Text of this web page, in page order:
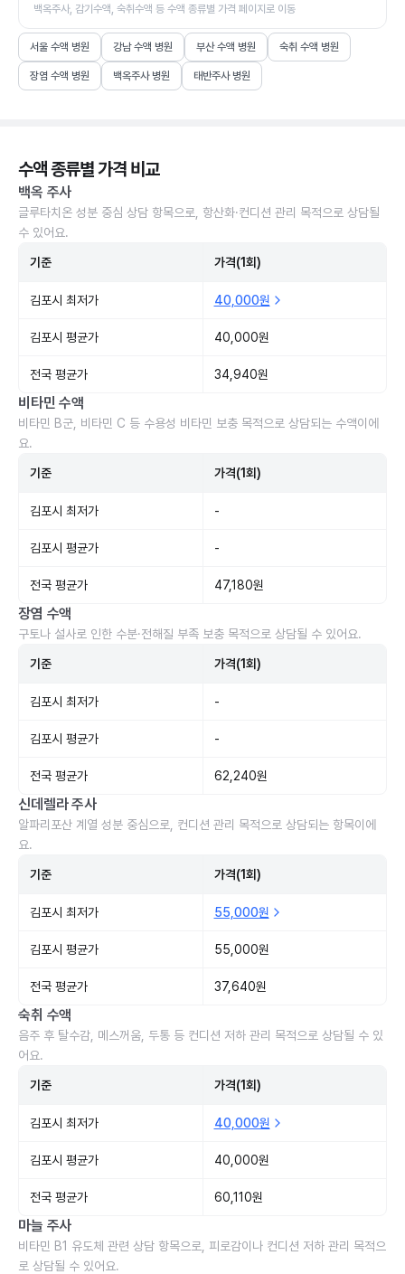
백옥주사, 감기수액, 숙취수액 등 수액 종류별 가격 페이지로 이동
서울 수액 병원 강남 수액 병원 부산 수액 병원 숙취 수액 병원
장염 수액 병원 백옥주사 병원 태반주사 병원
수액 종류별 가격 비교
백옥 주사
글루타치온 성분 중심 상담 항목으로, 항산화·컨디션 관리 목적으로 상담될
수 있어요.
기준 가격(1회)
김포시 최저가 40,000원
김포시 평균가 40,000원
전국 평균가 34,940원
비타민 수액
비타민 B군, 비타민 C 등 수용성 비타민 보충 목적으로 상담되는 수액이에
요.
기준 가격(1회)
김포시 최저가 -
김포시 평균가 -
전국 평균가 47,180원
장염 수액
구토나 설사로 인한 수분·전해질 부족 보충 목적으로 상담될 수 있어요.
기준 가격(1회)
김포시 최저가 -
김포시 평균가 -
전국 평균가 62,240원
신데렐라 주사
알파리포산 계열 성분 중심으로, 컨디션 관리 목적으로 상담되는 항목이에
요.
기준 가격(1회)
김포시 최저가 55,000원
김포시 평균가 55,000원
전국 평균가 37,640원
숙취 수액
음주 후 탈수감, 메스꺼움, 두통 등 컨디션 저하 관리 목적으로 상담될 수 있
어요.
기준 가격(1회)
김포시 최저가 40,000원
김포시 평균가 40,000원
전국 평균가 60,110원
마늘 주사
비타민 B1 유도체 관련 상담 항목으로, 피로감이나 컨디션 저하 관리 목적으
로 상담될 수 있어요.